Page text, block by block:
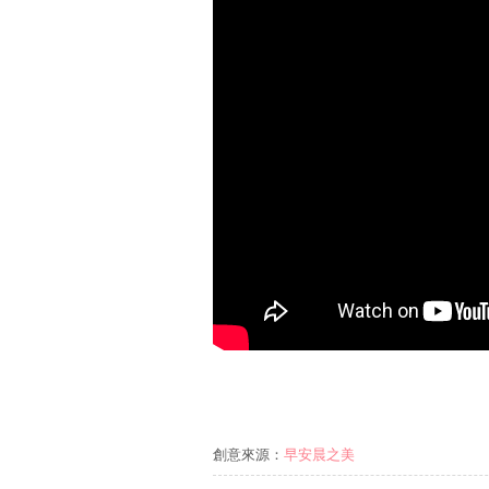
創意來源： 早安晨之美